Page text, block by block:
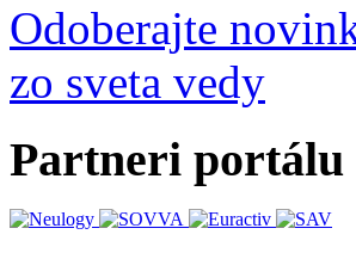
Odoberajte
zo sveta vedy
Partneri portálu